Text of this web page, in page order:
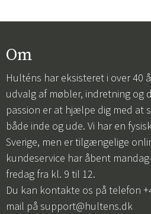
Om
Hulténs har eksisteret i over 40
udvalg af møbler, indretning og
passion er at hjælpe dig med at
både inde og ude. Vi har en
Sverige, men er tilgængelige
kundeservice har åbent
fredag fra kl. 9 til 12.
Du kan kontakte os på telefon
mail på support@hultens.dk